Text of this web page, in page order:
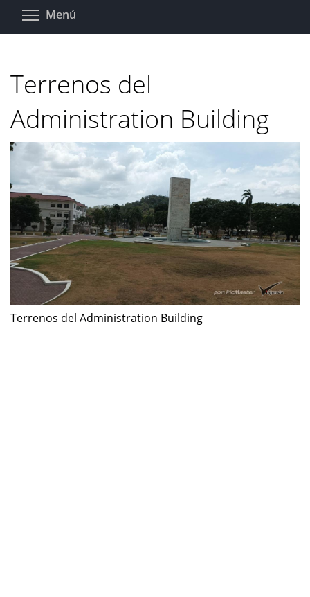
Pasar
Menú
Terrenos del
Administration Building
Terrenos del Administration Building